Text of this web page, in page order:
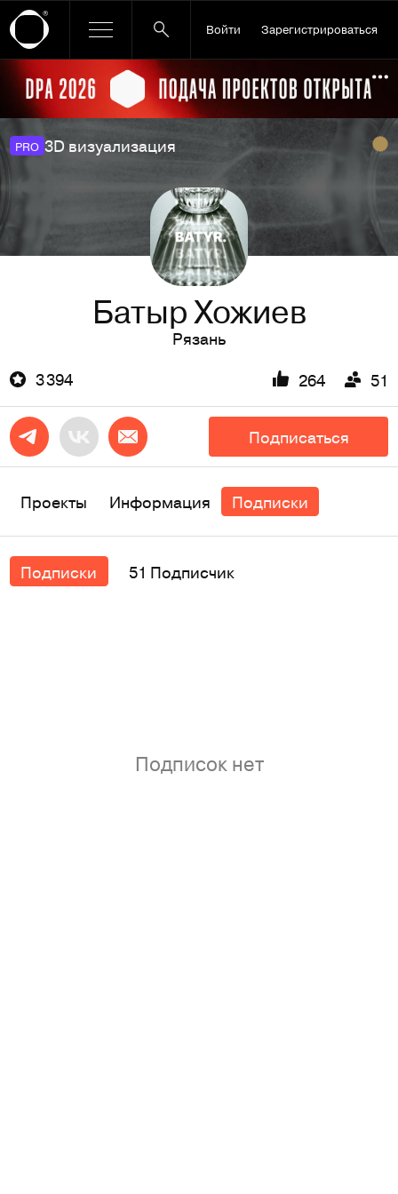
Войти Зарегистрироваться
Ссылка баннера
PRO 3D визуализация
Батыр Хожиев
Рязань
3 394
264 51
Подписаться
Проекты Информация Подписки
Подписки 51 Подписчик
Подписок нет